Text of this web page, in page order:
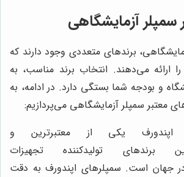
سمپلر آزمایشگاهی
برندهای متعددی وجود دارند که
ارائه می‌دهند. انتخاب برند مناسب، به
و بودجه شما بستگی دارد. در ادامه، به
معتبر سمپلر آزمایشگاهی می‌پردازیم:
اپندورف یکی از معتبرترین و
برندهای تولیدکننده تجهیزات
جهان است. سمپلرهای اپندورف به دقت